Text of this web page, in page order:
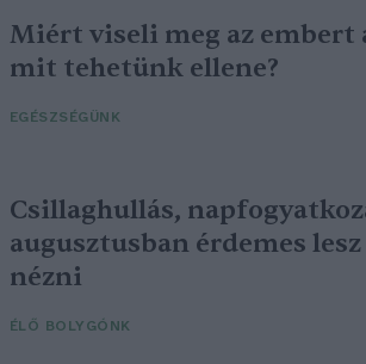
Miért viseli meg az embert
mit tehetünk ellene?
EGÉSZSÉGÜNK
Csillaghullás,
augusztusban érdemes lesz
nézni
ÉLŐ BOLYGÓNK